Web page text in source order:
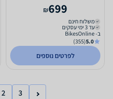
699
₪
משלוח חינם
עד 3 ימי עסקים
ב- BikesOnline
5.0
(355)
לפרטים נוספים
2 3